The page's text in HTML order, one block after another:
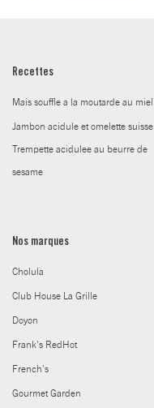
Recettes
Mais souffle a la moutarde au miel
Jambon acidule et omelette suisse
Trempette acidulee au beurre de
sesame
Nos marques
Cholula
Club House La Grille
Doyon
Frank's RedHot
French's
Gourmet Garden